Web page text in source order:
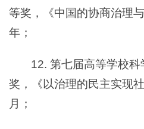
等奖，《中国的协商治理
年；
12. 第七届高等学校
奖，《以治理的民主实现
月；